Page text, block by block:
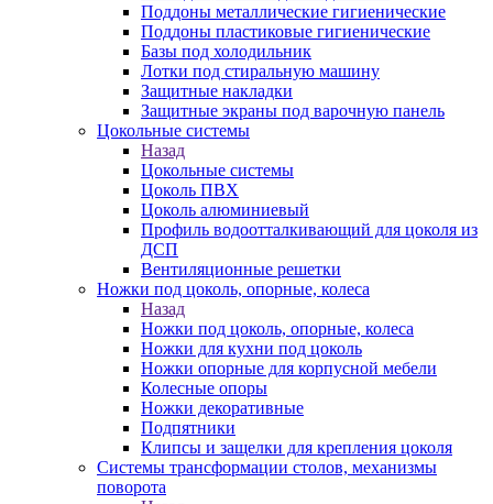
Поддоны металлические гигиенические
Поддоны пластиковые гигиенические
Базы под холодильник
Лотки под стиральную машину
Защитные накладки
Защитные экраны под варочную панель
Цокольные системы
Назад
Цокольные системы
Цоколь ПВХ
Цоколь алюминиевый
Профиль водоотталкивающий для цоколя из
ДСП
Вентиляционные решетки
Ножки под цоколь, опорные, колеса
Назад
Ножки под цоколь, опорные, колеса
Ножки для кухни под цоколь
Ножки опорные для корпусной мебели
Колесные опоры
Ножки декоративные
Подпятники
Клипсы и защелки для крепления цоколя
Системы трансформации столов, механизмы
поворота